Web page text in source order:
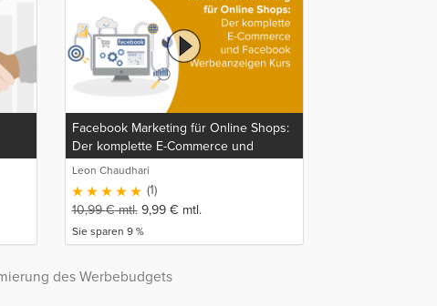
Facebook Marketing für Online Shops:
Der komplette E-Commerce und
Facebook Werbeanzeigen Kurs
Leon Chaudhari
(1)
10,99€mtl. 9,99 € mtl.
Sie sparen 9 %
des Werbebudgets